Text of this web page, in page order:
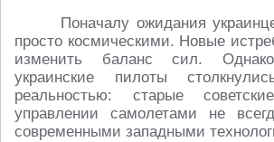
Поначалу ожидания
просто космическими. Новые
изменить баланс сил.
украинские пилоты
реальностью: старые
управлении самолетами не
современными западными